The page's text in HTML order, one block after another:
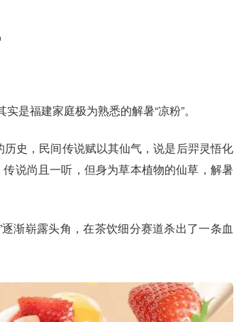
是福建家庭极为熟悉的解暑“凉粉”。
史，民间传说赋以其仙气，说是后羿灵悟化
说尚且一听，但身为草本植物的仙草，解暑
渐崭露头角，在茶饮细分赛道杀出了一条血